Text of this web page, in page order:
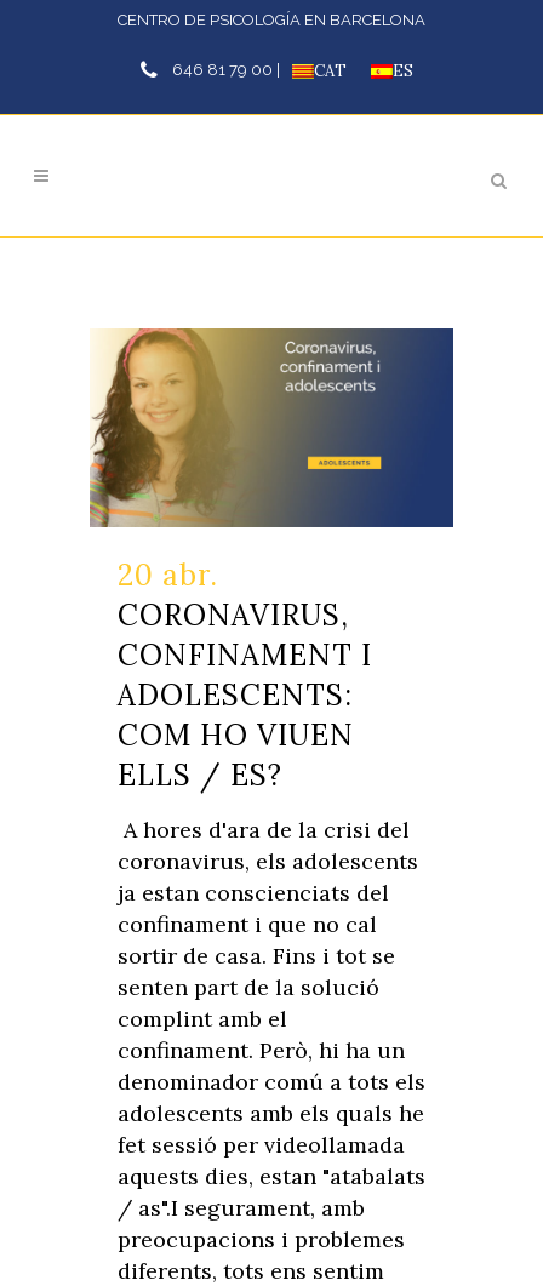
CENTRO DE PSICOLOGÍA EN BARCELONA
646 81 79 00 | CAT ES
20 abr.
CORONAVIRUS,
CONFINAMENT I
ADOLESCENTS:
COM HO VIUEN
ELLS / ES?
A hores d'ara de la crisi del
coronavirus, els adolescents
ja estan conscienciats del
confinament i que no cal
sortir de casa. Fins i tot se
senten part de la solució
complint amb el
confinament. Però, hi ha un
denominador comú a tots els
adolescents amb els quals he
fet sessió per videollamada
aquests dies, estan "atabalats
/ as".I segurament, amb
preocupacions i problemes
diferents, tots ens sentim